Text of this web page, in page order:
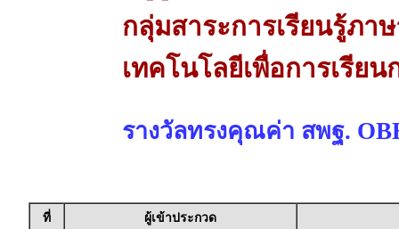
กลุ่มสาระการเรียนรู้ภา
เทคโนโลยีเพื่อการเรีย
รางวัลทรงคุณค่า สพฐ.
ที่
ผู้เข้าประกวด